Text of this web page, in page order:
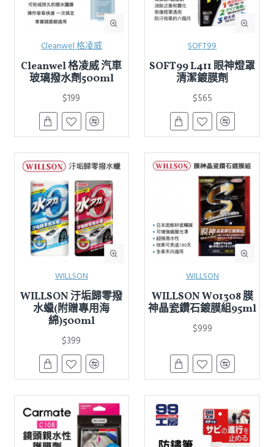
Cleanwel 格凌威
Cleanwel 格凌威 汽車
玻璃撥水劑500ml
$199
SOFT99
SOFT99 L411 眼神燈罩
清潔鍍膜劑
$565
WILLSON
WILLSON 汙垢歸零撥
水蠟(附贈專用海
綿)500ml
$399
WILLSON
WILLSON W01308 膜
神晶瓷鑽石鍍膜組95ml
$999